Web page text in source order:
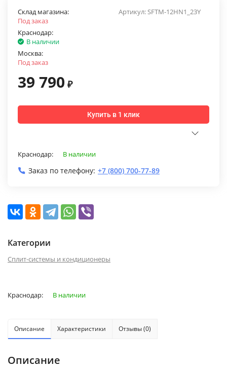
Артикул: SFTM-12HN1_23Y
Склад магазина:
Под заказ
Краснодар:
В наличии
Москва:
Под заказ
39 790 ₽
Купить в 1 клик
Краснодар: В наличии
Заказ по телефону: +7 (800) 700-77-89
Категории
Сплит-системы и кондиционеры
Краснодар: В наличии
Описание Характеристики Отзывы (0)
Описание